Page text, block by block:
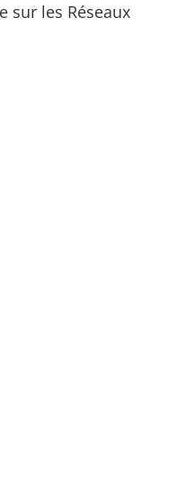
sur les Réseaux